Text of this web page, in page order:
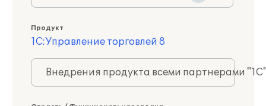
Продукт
1С:Управление торговлей 8
Внедрения продукта всеми партнерами